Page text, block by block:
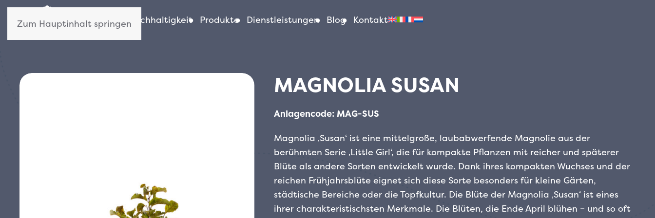
Zum Hauptinhalt springen
Wer wir sind Nachhaltigkeit Produkte Dienstleistungen Blog Kontakt
MAGNOLIA SUSAN
Anlagencode: MAG-SUS
Magnolia ‚Susan‘ ist eine mittelgroße, laubabwerfende Magnolie aus der
berühmten Serie ‚Little Girl‘, die für kompakte Pflanzen mit reicher und späterer
Blüte als andere Sorten entwickelt wurde. Dank ihres kompakten Wuchses und der
reichen Frühjahrsblüte eignet sich diese Sorte besonders für kleine Gärten,
städtische Bereiche oder die Topfkultur. Die Blüte der Magnolia ‚Susan‘ ist eines
ihrer charakteristischsten Merkmale. Die Blüten, die Ende April blühen – und so oft